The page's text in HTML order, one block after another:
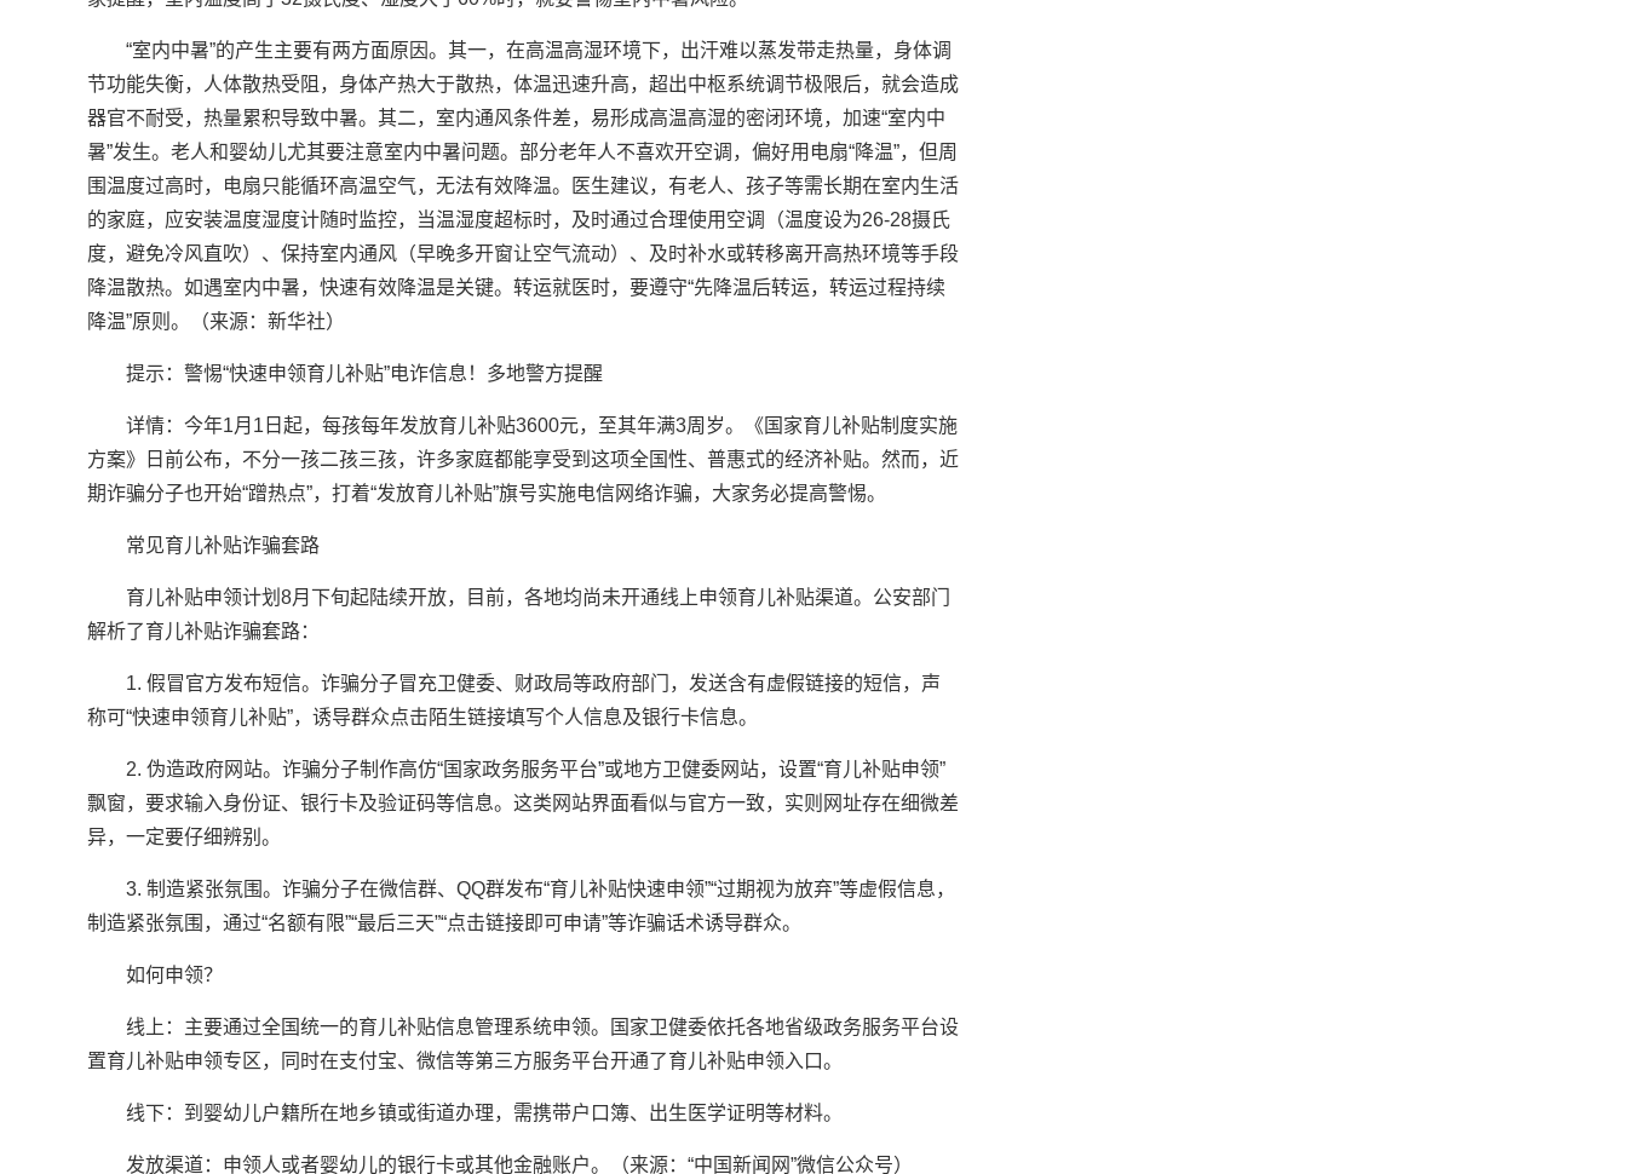
“室内中暑”的产生主要有两方面原因。其一，在高温高湿环境下，出汗难以蒸发带走热量，身体调
节功能失衡，人体散热受阻，身体产热大于散热，体温迅速升高，超出中枢系统调节极限后，就会造成
器官不耐受，热量累积导致中暑。其二，室内通风条件差，易形成高温高湿的密闭环境，加速“室内中
暑”发生。老人和婴幼儿尤其要注意室内中暑问题。部分老年人不喜欢开空调，偏好用电扇“降温”，但周
围温度过高时，电扇只能循环高温空气，无法有效降温。医生建议，有老人、孩子等需长期在室内生活
的家庭，应安装温度湿度计随时监控，当温湿度超标时，及时通过合理使用空调（温度设为26-28摄氏
度，避免冷风直吹）、保持室内通风（早晚多开窗让空气流动）、及时补水或转移离开高热环境等手段
降温散热。如遇室内中暑，快速有效降温是关键。转运就医时，要遵守“先降温后转运，转运过程持续
降温”原则。（来源：新华社）
提示：警惕“快速申领育儿补贴”电诈信息！多地警方提醒
详情：今年1月1日起，每孩每年发放育儿补贴3600元，至其年满3周岁。《国家育儿补贴制度实施
方案》日前公布，不分一孩二孩三孩，许多家庭都能享受到这项全国性、普惠式的经济补贴。然而，近
期诈骗分子也开始“蹭热点”，打着“发放育儿补贴”旗号实施电信网络诈骗，大家务必提高警惕。
常见育儿补贴诈骗套路
育儿补贴申领计划8月下旬起陆续开放，目前，各地均尚未开通线上申领育儿补贴渠道。公安部门
解析了育儿补贴诈骗套路：
1. 假冒官方发布短信。诈骗分子冒充卫健委、财政局等政府部门，发送含有虚假链接的短信，声
称可“快速申领育儿补贴”，诱导群众点击陌生链接填写个人信息及银行卡信息。
2. 伪造政府网站。诈骗分子制作高仿“国家政务服务平台”或地方卫健委网站，设置“育儿补贴申领”
飘窗，要求输入身份证、银行卡及验证码等信息。这类网站界面看似与官方一致，实则网址存在细微差
异，一定要仔细辨别。
3. 制造紧张氛围。诈骗分子在微信群、QQ群发布“育儿补贴快速申领”“过期视为放弃”等虚假信息，
制造紧张氛围，通过“名额有限”“最后三天”“点击链接即可申请”等诈骗话术诱导群众。
如何申领？
线上：主要通过全国统一的育儿补贴信息管理系统申领。国家卫健委依托各地省级政务服务平台设
置育儿补贴申领专区，同时在支付宝、微信等第三方服务平台开通了育儿补贴申领入口。
线下：到婴幼儿户籍所在地乡镇或街道办理，需携带户口簿、出生医学证明等材料。
发放渠道：申领人或者婴幼儿的银行卡或其他金融账户。（来源：“中国新闻网”微信公众号）